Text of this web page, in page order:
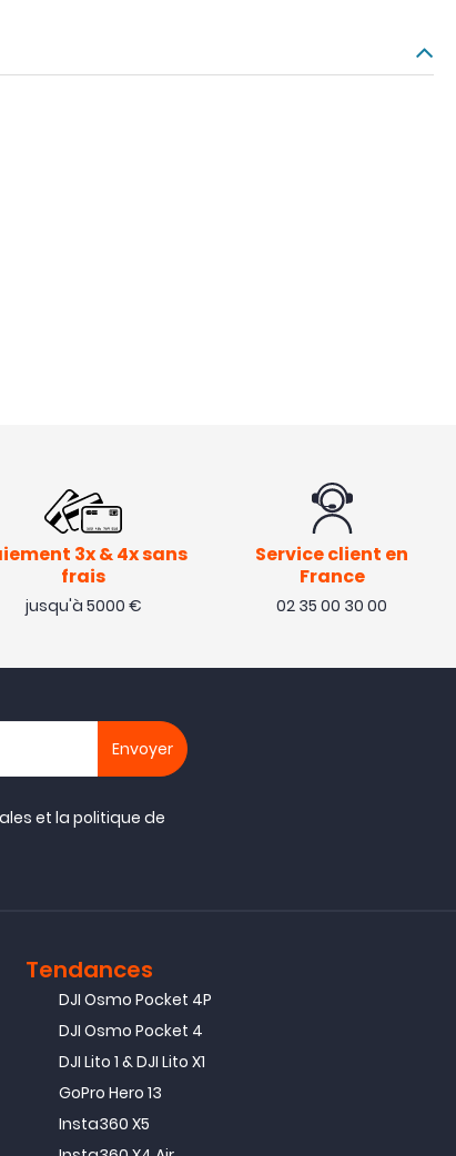
3x & 4x sans
frais
jusqu'à 5000 €
Service client en
France
02 35 00 30 00
et lapolitique de
Tendances
DJI Osmo Pocket 4P
DJI Osmo Pocket 4
DJI Lito 1 & DJI Lito X1
GoPro Hero 13
Insta360 X5